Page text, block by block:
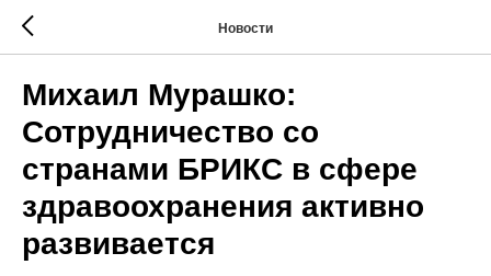
Новости
Михаил Мурашко:
Сотрудничество со
странами БРИКС в сфере
здравоохранения активно
развивается